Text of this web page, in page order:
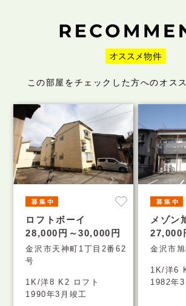
この部屋をチェックした方へのオス
ロフトボーイ
28,000円～30,000円
金沢市天神町1丁目2番62
号
1K/洋8 K2 ロフト
1990年3月竣工
メゾン
27,000
金沢市
1K/洋6
1982年